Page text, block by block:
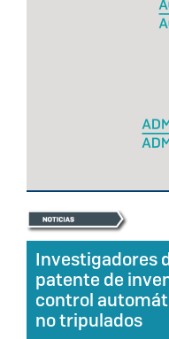
Investigadores
patente de
control
no tripulados